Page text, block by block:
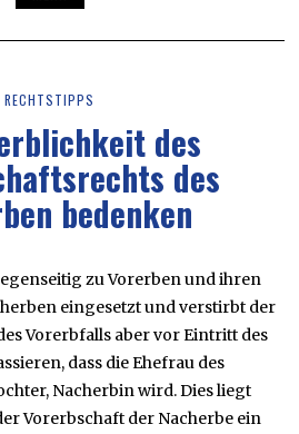
RECHTSTIPPS
des
des
bedenken
zu Vorerben und ihren
eingesetzt und verstirbt der
Vorerbfalls aber vor Eintritt des
dass die Ehefrau des
Nacherbin wird. Dies liegt
Vorerbschaft der Nacherbe ein